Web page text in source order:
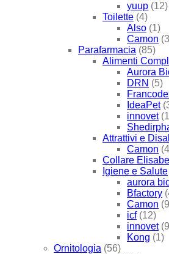
yuup (12)
Toilette (4)
Also (1)
Camon
Parafarmacia (85)
Alimenti
Aurora
DRN (5)
IdeaPet
innovet
Attrattivi e
Camon
Collare
Igiene e Salute
aurora
Bfactory
Camon
icf (12)
innovet
Kong (1)
Ornitologia (56)